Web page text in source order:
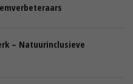
– Natuurinclusieve